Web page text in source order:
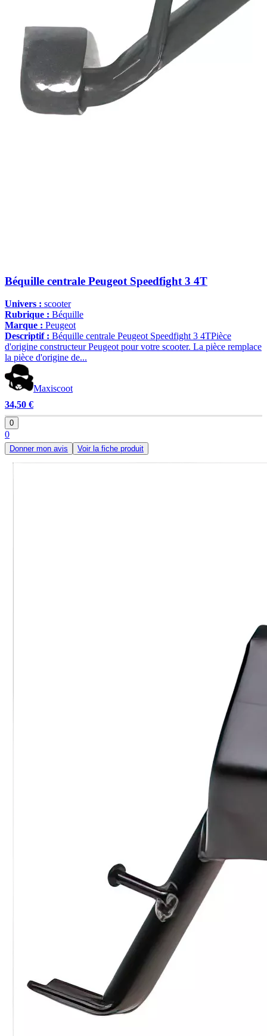
Béquille centrale Peugeot Speedfight 3 4T
Univers : scooter
Rubrique : Béquille
Marque : Peugeot
Descriptif : Béquille centrale Peugeot Speedfight 3 4TPièce
d'origine constructeur Peugeot pour votre scooter. La pièce remplace
la pièce d'origine de...
Maxiscoot
34,50 €
0
0
Donner mon avis Voir la fiche produit